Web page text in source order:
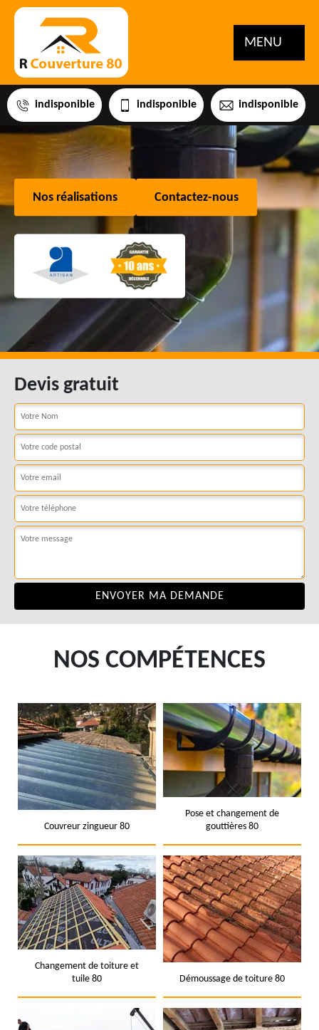
MENU
indisponible indisponible indisponible
Nos réalisations Contactez-nous
Devis gratuit
NOS COMPÉTENCES
Couvreur zingueur 80
Pose et changement de
gouttières 80
Changement de toiture et
tuile 80
Démoussage de toiture 80